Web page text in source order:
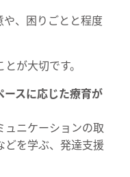
、困りごとと程度
が大切です。
ースに応じた療育が
ニケーションの取
どを学ぶ、発達支援